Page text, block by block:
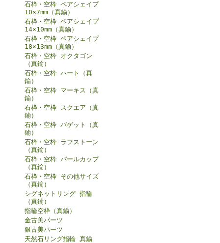
石枠・空枠 ペアシェイプ
10×7mm（真鍮）
石枠・空枠 ペアシェイプ
14×10mm（真鍮）
石枠・空枠 ペアシェイプ
18×13mm（真鍮）
石枠・空枠 オクタゴン
（真鍮）
石枠・空枠 ハート（真
鍮）
石枠・空枠 マーキス（真
鍮）
石枠・空枠 スクエア（真
鍮）
石枠・空枠 バゲット（真
鍮）
石枠・空枠 ラフストーン
（真鍮）
石枠・空枠 パールカップ
（真鍮）
石枠・空枠 その他サイズ
（真鍮）
シグネットリング 指輪
（真鍮）
指輪空枠（真鍮）
金古美パーツ
銀古美パーツ
天然石リング指輪 真鍮